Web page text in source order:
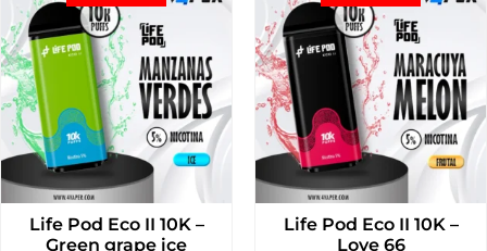
Life Pod Eco II 10K –
Green grape ice
Life Pod Eco II 10K –
Love 66